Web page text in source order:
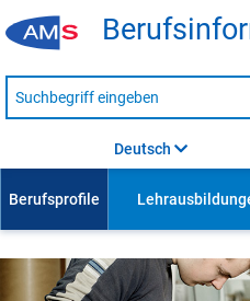
Suche
nach
Deutsch